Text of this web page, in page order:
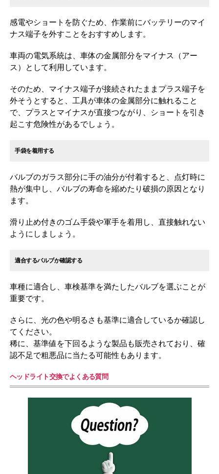
感電やショートを防ぐため、作業前にバッテリーのマイ
ナス端子を外すことをおすすめします。
車両の電気系統は、車体の金属部分をマイナス（アー
ス）として利用しています。
そのため、マイナス端子が接続されたままプラス端子を
外そうとすると、工具が車体の金属部分に触れること
で、プラスとマイナスが直接つながり、ショートを引き
起こす危険性があるでしょう。
手袋を着用する
バルブのガラス部分に手の油分が付着すると、点灯時に
熱が集中し、バルブの寿命を縮めたり破損の原因となり
ます。
滑り止め付きのゴム手袋や軍手を着用し、直接触れない
ようにしましょう。
適合するバルブか確認する
車種に適合し、車検基準を満たしたバルブを選ぶことが
重要です。
さらに、光の色や明るさも基準に適合しているか確認し
てください。
稀に、基準値を下回るような製品も販売されており、確
認不足で粗悪品に当たる可能性もあります。
ヘッドライト交換でよくある質問